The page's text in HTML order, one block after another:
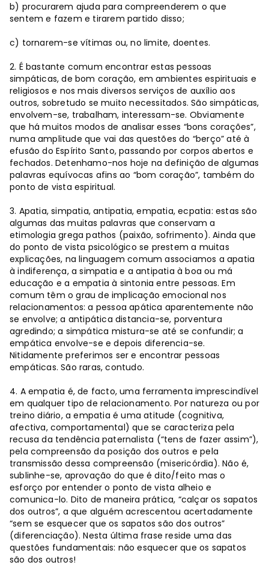
b) procurarem ajuda para compreenderem o que
sentem e fazem e tirarem partido disso;
c) tornarem-se vítimas ou, no limite, doentes.
2. É bastante comum encontrar estas pessoas
simpáticas, de bom coração, em ambientes espirituais e
religiosos e nos mais diversos serviços de auxílio aos
outros, sobretudo se muito necessitados. São simpáticas,
envolvem-se, trabalham, interessam-se. Obviamente
que há muitos modos de analisar esses “bons corações”,
numa amplitude que vai das questões do “berço” até à
efusão do Espírito Santo, passando por corpos abertos e
fechados. Detenhamo-nos hoje na definição de algumas
palavras equívocas afins ao “bom coração”, também do
ponto de vista espiritual.
3. Apatia, simpatia, antipatia, empatia, ecpatia: estas são
algumas das muitas palavras que conservam a
etimologia grega pathos (paixão, sofrimento). Ainda que
do ponto de vista psicológico se prestem a muitas
explicações, na linguagem comum associamos a apatia
à indiferença, a simpatia e a antipatia à boa ou má
educação e a empatia à sintonia entre pessoas. Em
comum têm o grau de implicação emocional nos
relacionamentos: a pessoa apática aparentemente não
se envolve; a antipática distancia-se, porventura
agredindo; a simpática mistura-se até se confundir; a
empática envolve-se e depois diferencia-se.
Nitidamente preferimos ser e encontrar pessoas
empáticas. São raras, contudo.
4. A empatia é, de facto, uma ferramenta imprescindível
em qualquer tipo de relacionamento. Por natureza ou por
treino diário, a empatia é uma atitude (cognitiva,
afectiva, comportamental) que se caracteriza pela
recusa da tendência paternalista (“tens de fazer assim”),
pela compreensão da posição dos outros e pela
transmissão dessa compreensão (misericórdia). Não é,
sublinhe-se, aprovação do que é dito/feito mas o
esforço por entender o ponto de vista alheio e
comunica-lo. Dito de maneira prática, “calçar os sapatos
dos outros”, a que alguém acrescentou acertadamente
“sem se esquecer que os sapatos são dos outros”
(diferenciação). Nesta última frase reside uma das
questões fundamentais: não esquecer que os sapatos
são dos outros!